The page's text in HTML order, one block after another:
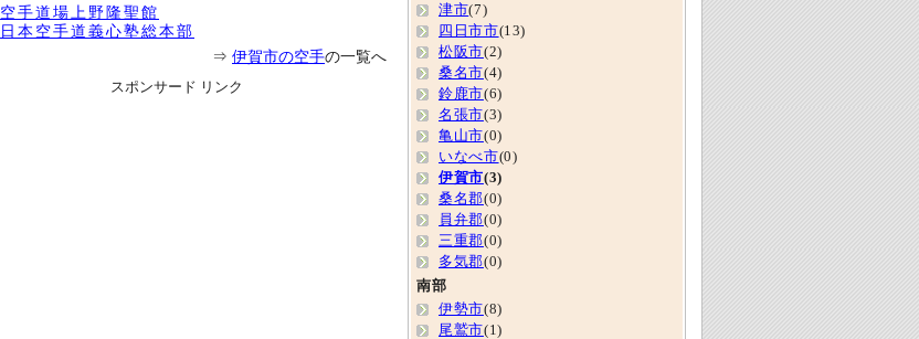
空手道場上野隆聖館
日本空手道義心塾総本部
⇒ 伊賀市の空手の一覧へ
スポンサード リンク
津市(7)
四日市市(13)
松阪市(2)
桑名市(4)
鈴鹿市(6)
名張市(3)
亀山市(0)
いなべ市(0)
伊賀市(3)
桑名郡(0)
員弁郡(0)
三重郡(0)
多気郡(0)
南部
伊勢市(8)
尾鷲市(1)